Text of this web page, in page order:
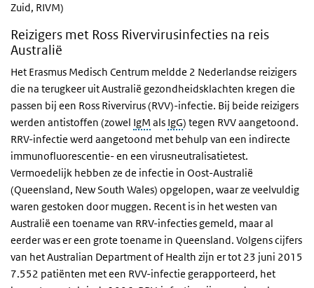
Zuid, RIVM)
Reizigers met Ross Rivervirusinfecties na reis
Australië
Het Erasmus Medisch Centrum meldde 2 Nederlandse reizigers
die na terugkeer uit Australië gezondheidsklachten kregen die
passen bij een Ross Rivervirus (RVV)-infectie. Bij beide reizigers
werden antistoffen (zowel IgM als IgG) tegen RVV aangetoond.
RRV-infectie werd aangetoond met behulp van een indirecte
immunofluorescentie- en een virusneutralisatietest.
Vermoedelijk hebben ze de infectie in Oost-Australië
(Queensland, New South Wales) opgelopen, waar ze veelvuldig
waren gestoken door muggen. Recent is in het westen van
Australië een toename van RRV-infecties gemeld, maar al
eerder was er een grote toename in Queensland. Volgens cijfers
van het Australian Department of Health zijn er tot 23 juni 2015
7.552 patiënten met een RVV-infectie gerapporteerd, het